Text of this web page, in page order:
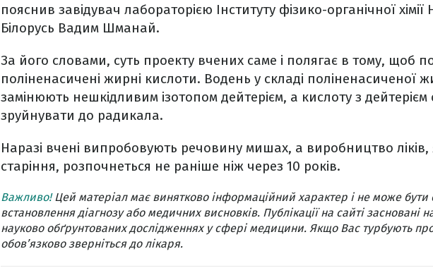
пояснив завідувач лабораторією Інституту фізико-органічної хімії
Білорусь Вадим Шманай.
За його словами, суть проекту вчених саме і полягає в тому, щоб
поліненасичені жирні кислоти. Водень у складі поліненасиченої
замінюють нешкідливим ізотопом дейтерієм, а кислоту з дейтерієм
зруйнувати до радикала.
Наразі вчені випробовують речовину мишах, а виробництво ліків,
старіння, розпочнеться не раніше ніж через 10 років.
Важливо!Цей матеріал має винятково інформаційний характер і не може
встановлення діагнозу або медичних висновків. Публікації на сайті засновані
науково обґрунтованих дослідженнях у сфері медицини. Якщо Вас турбують
обов’язково зверніться до лікаря.